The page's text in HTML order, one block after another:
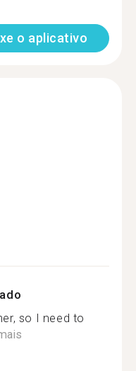
o aplicativo
so I need to